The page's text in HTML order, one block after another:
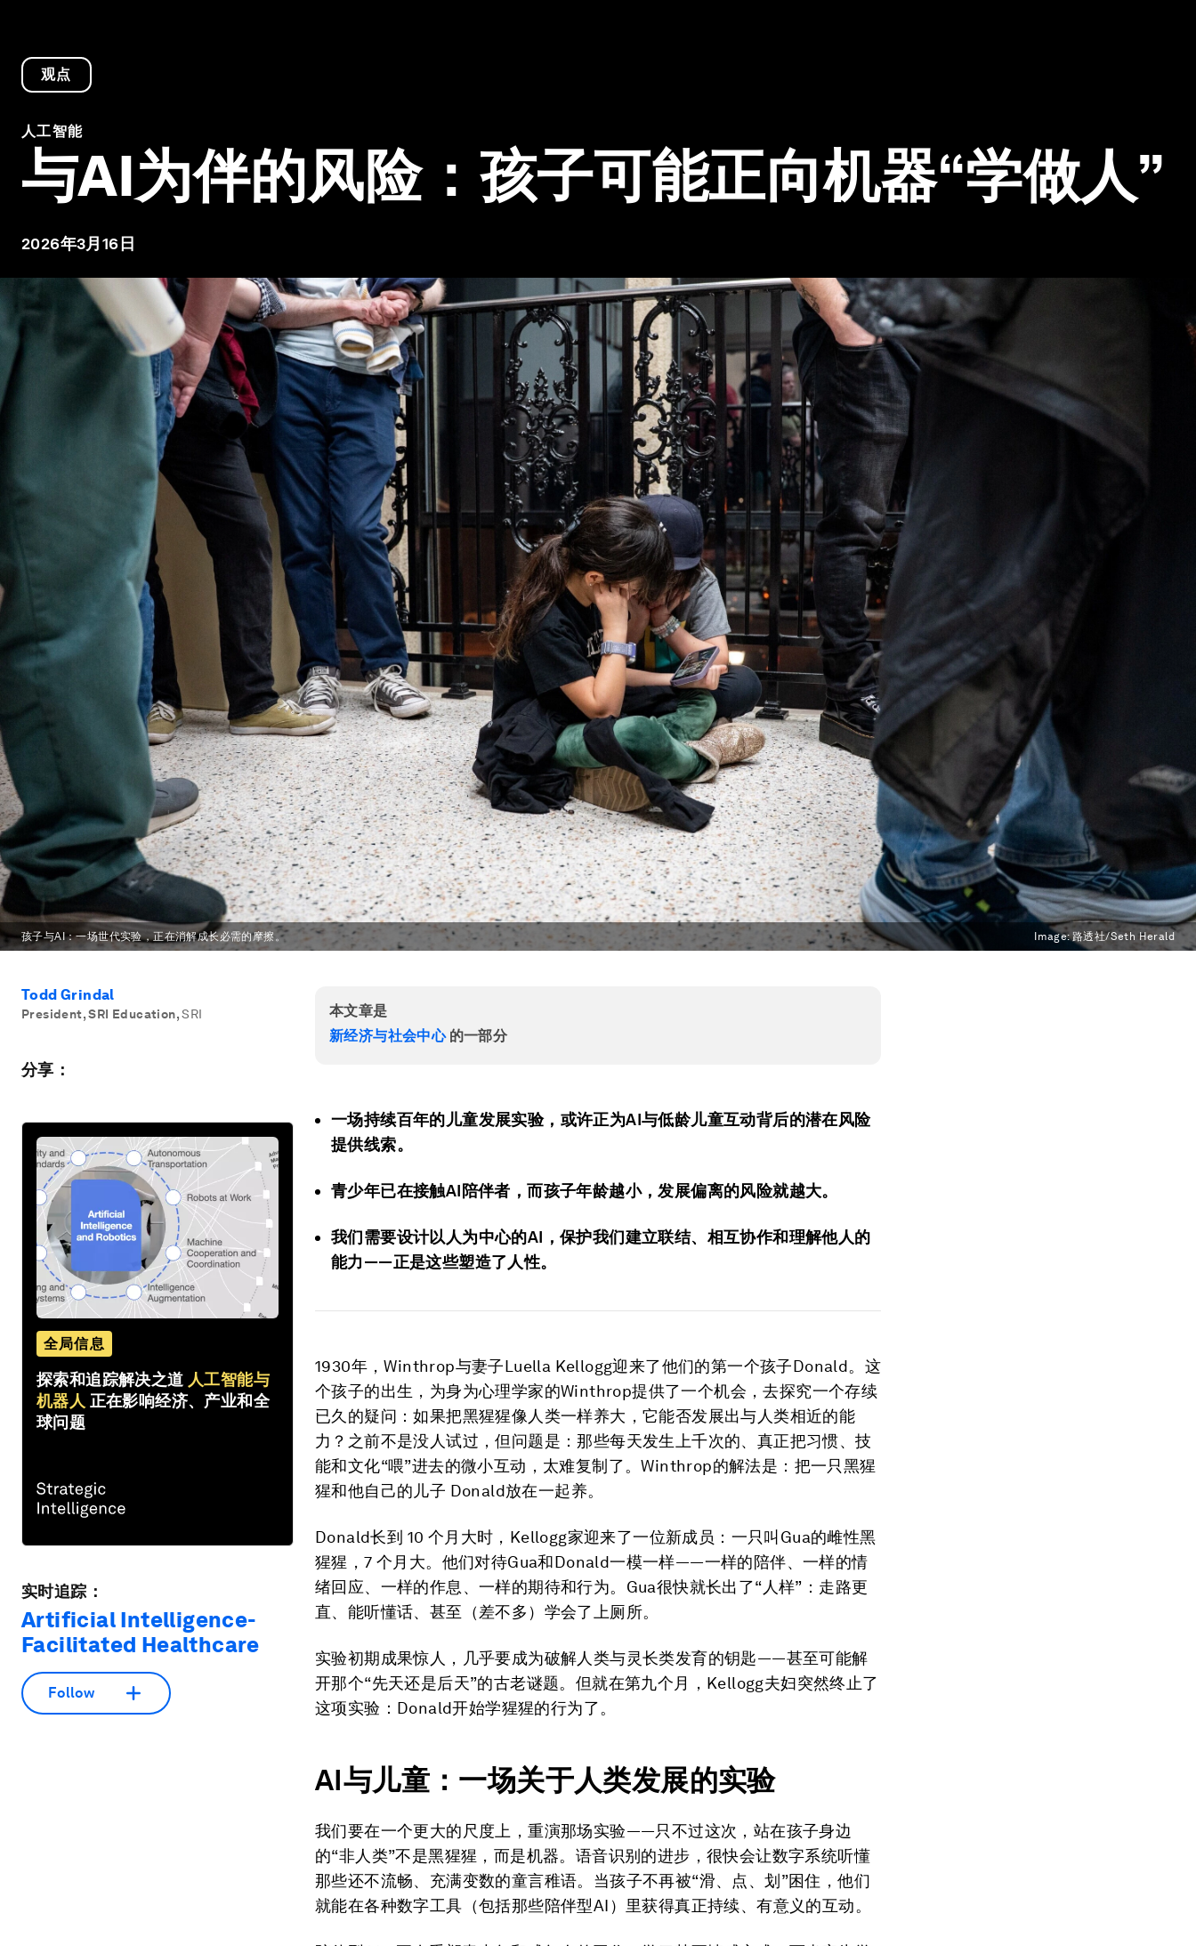
观点
人工智能
与AI为伴的风险：孩子可能正向机器“学做人”
2026年3月16日
孩子与AI：一场世代实验，正在消解成长必需的摩擦。 Image:路透社/Seth Herald
Todd Grindal
President, SRI Education, SRI
分享：
全局信息
探索和追踪解决之道 人工智能与
机器人 正在影响经济、产业和全
球问题
实时追踪：
Artificial Intelligence-
Facilitated Healthcare
Follow
本文章是
新经济与社会中心的一部分
一场持续百年的儿童发展实验，或许正为AI与低龄儿童互动背后的潜在风险
提供线索。
青少年已在接触AI陪伴者，而孩子年龄越小，发展偏离的风险就越大。
我们需要设计以人为中心的AI，保护我们建立联结、相互协作和理解他人的
能力——正是这些塑造了人性。
1930年，Winthrop与妻子Luella Kellogg迎来了他们的第一个孩子Donald。这
个孩子的出生，为身为心理学家的Winthrop提供了一个机会，去探究一个存续
已久的疑问：如果把黑猩猩像人类一样养大，它能否发展出与人类相近的能
力？之前不是没人试过，但问题是：那些每天发生上千次的、真正把习惯、技
能和文化“喂”进去的微小互动，太难复制了。Winthrop的解法是：把一只黑猩
猩和他自己的儿子 Donald放在一起养。
Donald长到 10 个月大时，Kellogg家迎来了一位新成员：一只叫Gua的雌性黑
猩猩，7 个月大。他们对待Gua和Donald一模一样——一样的陪伴、一样的情
绪回应、一样的作息、一样的期待和行为。Gua很快就长出了“人样”：走路更
直、能听懂话、甚至（差不多）学会了上厕所。
实验初期成果惊人，几乎要成为破解人类与灵长类发育的钥匙——甚至可能解
开那个“先天还是后天”的古老谜题。但就在第九个月，Kellogg夫妇突然终止了
这项实验：Donald开始学猩猩的行为了。
AI与儿童：一场关于人类发展的实验
我们要在一个更大的尺度上，重演那场实验——只不过这次，站在孩子身边
的“非人类”不是黑猩猩，而是机器。语音识别的进步，很快会让数字系统听懂
那些还不流畅、充满变数的童言稚语。当孩子不再被“滑、点、划”困住，他们
就能在各种数字工具（包括那些陪伴型AI）里获得真正持续、有意义的互动。